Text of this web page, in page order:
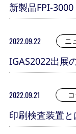
新製品FPI-3000
2022.09.22 ニ
IGAS2022出展
2022.09.21
印刷検査装置
ット、仕組み－